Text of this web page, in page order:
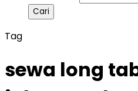
Tag
sewa long